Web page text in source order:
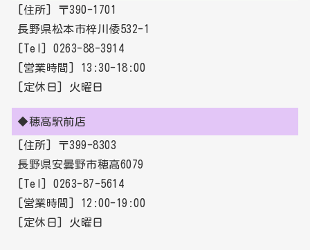
[住所] 〒390-1701
長野県松本市梓川倭532-1
[Tel] 0263-88-3914
[営業時間] 13:30-18:00
[定休日] 火曜日
◆穂高駅前店
[住所] 〒399-8303
長野県安曇野市穂高6079
[Tel] 0263-87-5614
[営業時間] 12:00-19:00
[定休日] 火曜日